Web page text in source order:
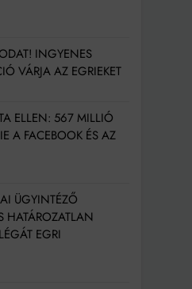
INGYENES
VÁRJA AZ EGRIEKET
ELLEN: 567 MILLIÓ
A FACEBOOK ÉS AZ
ÜGYINTÉZŐ
HATÁROZATLAN
EGRI